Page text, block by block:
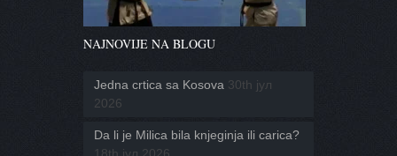
NAJNOVIJE NA BLOGU
Jedna crtica sa Kosova 30th јул
2026
Da li je Milica bila knjeginja ili carica?
18th јул 2026